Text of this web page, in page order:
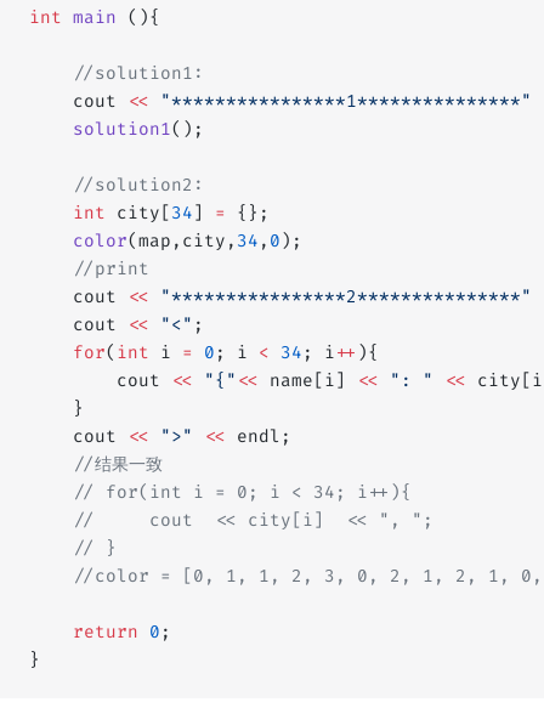
int main (){
    //solution1:
    cout
<< "****************1***************"
    solution1
();
    //solution2:
    int
city[ 34] =
{};
    color
(map,city, 34 , 0 );
    //print
    cout
<< "****************2***************"
    cout
<< "<" ;
    for
( int i = 0 ; i < 34 ; i++ ){
        cout
<< "{" << name[i] << ": " <<
    }
    cout
<< ">" << endl;
    //结果一致
    // for(int i = 0; i < 34; i++){
    //     cout  << city[i]  << ", ";
    // }
//color = [0, 1, 1, 2, 3, 0, 2, 1, 2, 1,
    return
0 ;
}